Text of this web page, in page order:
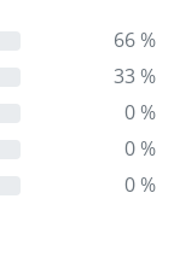
66 %
33 %
0 %
0 %
0 %